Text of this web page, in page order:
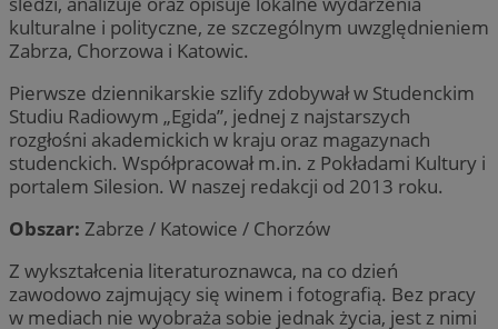
kulturalne i polityczne, ze szczególnym uwzględnieniem
Zabrza, Chorzowa i Katowic.
Pierwsze dziennikarskie szlify zdobywał w Studenckim
Studiu Radiowym „Egida”, jednej z najstarszych
rozgłośni akademickich w kraju oraz magazynach
studenckich. Współpracował m.in. z Pokładami Kultury i
portalem Silesion. W naszej redakcji od 2013 roku.
Obszar: Zabrze / Katowice / Chorzów
Z wykształcenia literaturoznawca, na co dzień
zawodowo zajmujący się winem i fotografią. Bez pracy
w mediach nie wyobraża sobie jednak życia, jest z nimi